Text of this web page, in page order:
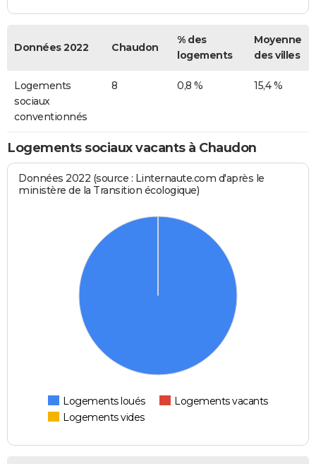
Données 2022 Chaudon
% des
logements
Moyenne
des villes
Logements
sociaux
conventionnés
8 0,8 % 15,4 %
Logements sociaux vacants à Chaudon
Données 2022 (source : Linternaute.com d'après le
ministère de la Transition écologique)
Logements loués
Logements vacants
Logements vides